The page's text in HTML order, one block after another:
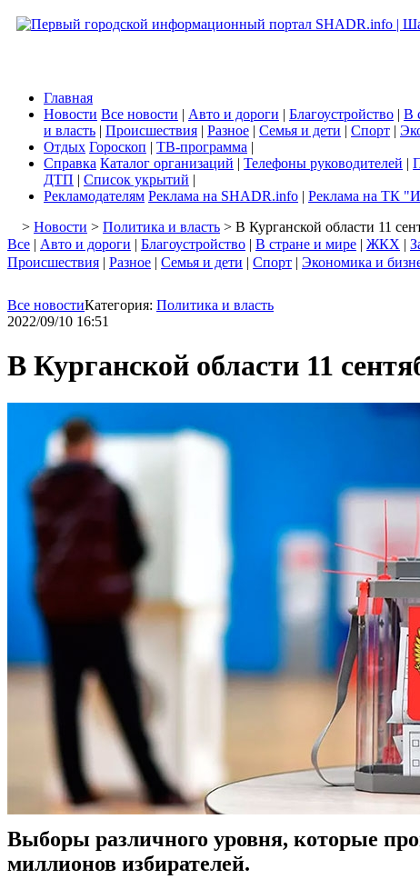
Главная
Новости Все новости | Авто и дороги | Благоустройство | В
и власть | Происшествия | Разное | Семья и дети | Спорт |
Отдых Гороскоп | ТВ-программа |
Справка Каталог организаций | Телефоны руководителей |
ДТП | Список укрытий |
Рекламодателям Реклама на SHADR.info | Реклама на ТК
> Новости > Политика и власть > В Курганской области 11
Все | Авто и дороги | Благоустройство | В стране и мире | ЖКХ |
Происшествия | Разное | Семья и дети | Спорт | Экономика и
Все новостиКатегория: Политика и власть
2022/09/10 16:51
В Курганской области 11
Выборы различного уровня, которые
миллионов избирателей.